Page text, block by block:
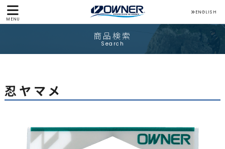
MENU
ENGLISH
商品検索
Search
忍ヤマメ